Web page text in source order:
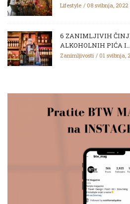
Lifestyle 08 svibnja, 2022
6 ZANIMLJIVIH
ALKOHOLNIH PIĆA I...
Zanimljivosti 01 svibnja,